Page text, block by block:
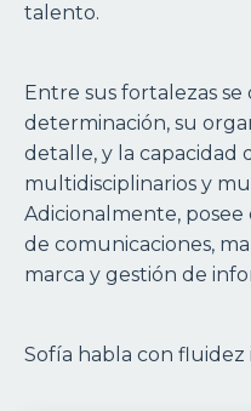
talento.
Entre sus fortalezas
determinación, su
detalle, y la capacidad
multidisciplinarios y
Adicionalmente, posee
de comunicaciones,
marca y gestión de
Sofía habla con fluidez